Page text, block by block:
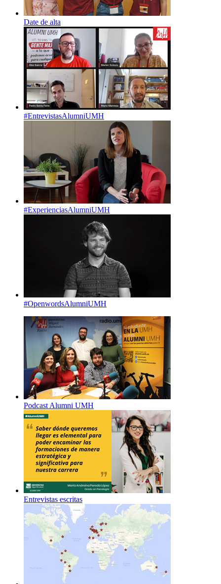
Date de alta
#EntrevistasAlumniUMH
#ExperienciasAlumniUMH
#OpenwordsAlumniUMH
Podcast Alumni UMH
Entrevistas escritas